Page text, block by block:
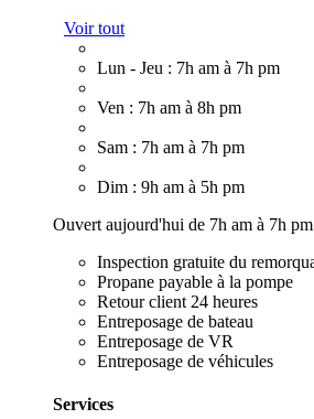
Voir tout
Lun - Jeu : 7h am à 7h pm
Ven : 7h am à 8h pm
Sam : 7h am à 7h pm
Dim : 9h am à 5h pm
Ouvert aujourd'hui de 7h am à 7h pm
Inspection gratuite du
Propane payable à la pompe
Retour client 24 heures
Entreposage de bateau
Entreposage de VR
Entreposage de véhicules
Services